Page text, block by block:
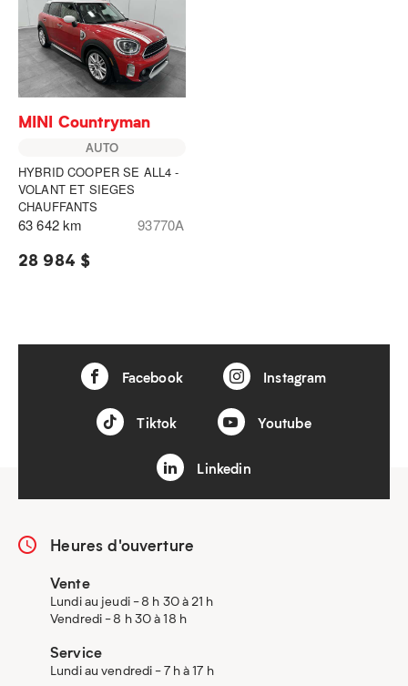
MINI Countryman
AUTO
HYBRID COOPER SE ALL4 -
VOLANT ET SIEGES
CHAUFFANTS
63 642 km 93770A
28 984 $
Facebook Instagram
Tiktok Youtube
Linkedin
Heures d'ouverture
Vente
Lundi au jeudi - 8 h 30 à 21 h
Vendredi - 8 h 30 à 18 h
Service
Lundi au vendredi - 7 h à 17 h